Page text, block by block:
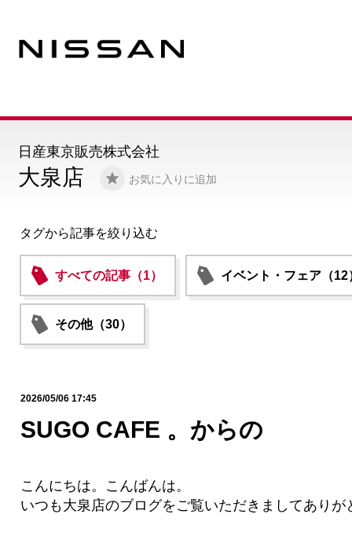
大泉店 お気に入りに追加
日産東京販売株式会社
タグから記事を絞り込む
すべての記事（1） イベント・フェア（12
その他（30）
2026/05/06 17:45
SUGO CAFE 。からの
こんにちは。こんばんは。
いつも大泉店のブログをご覧いただきましてありが